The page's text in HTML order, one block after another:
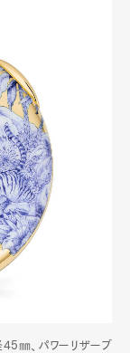
㎜、パワーリザーブ